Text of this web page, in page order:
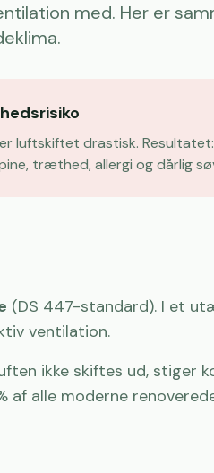
med. Her er
luftskiftet drastisk.
træthed, allergi og dårlig
(DS 447-standard). I et
ventilation.
ikke skiftes ud, stiger
alle moderne